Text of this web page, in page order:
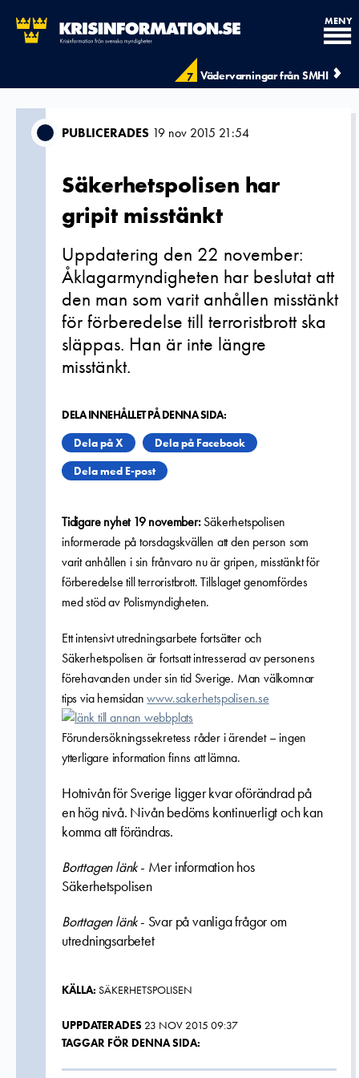
7 Vädervarningar från SMHI
MENY
PUBLICERADES 19 nov 2015 21:54
Säkerhetspolisen har
gripit misstänkt
Uppdatering den 22 november:
Åklagarmyndigheten har beslutat att
den man som varit anhållen misstänkt
för förberedelse till terroristbrott ska
släppas. Han är inte längre
misstänkt.
DELA INNEHÅLLET PÅ DENNA SIDA:
Dela på X
Dela på Facebook
Dela med E-post
Tidigare nyhet 19 november:Säkerhetspolisen
informerade på torsdagskvällen att den person som
varit anhållen i sin frånvaro nu är gripen, misstänkt för
förberedelse till terroristbrott. Tillslaget genomfördes
med stöd av Polismyndigheten.
Ett intensivt utredningsarbete fortsätter och
Säkerhetspolisen är fortsatt intresserad av personens
förehavanden under sin tid Sverige. Man välkomnar
tips via hemsidanwww.sakerhetspolisen.se
Förundersökningssekretess råder i ärendet – ingen
ytterligare information finns att lämna.
Hotnivån för Sverige ligger kvar oförändrad på
en hög nivå. Nivån bedöms kontinuerligt och kan
komma att förändras.
Borttagen länk- Mer information hos
Säkerhetspolisen
Borttagen länk- Svar på vanliga frågor om
utredningsarbetet
KÄLLA: SÄKERHETSPOLISEN
UPPDATERADES 23 NOV 2015 09:37
TAGGAR FÖR DENNA SIDA: